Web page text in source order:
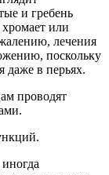
и гребень
или
лечения
поскольку
даже в перьях.
проводят